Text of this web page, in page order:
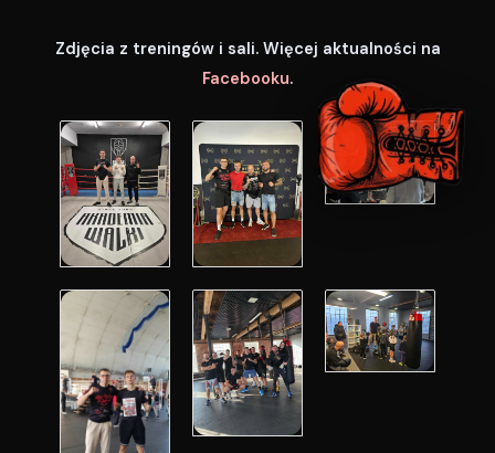
Zdjęcia z treningów i sali. Więcej aktualności na
Facebooku.